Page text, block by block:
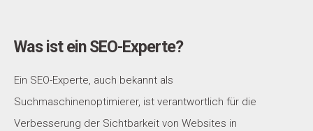
Was ist ein SEO-Experte?
Ein SEO-Experte, auch bekannt als
Suchmaschinenoptimierer, ist verantwortlich für die
Verbesserung der Sichtbarkeit von Websites in